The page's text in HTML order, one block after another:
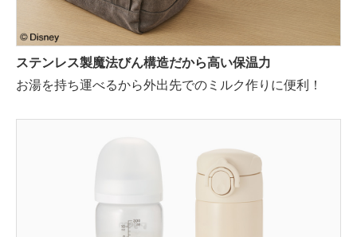
ステンレス製魔法びん構造だから高い保温力
お湯を持ち運べるから外出先でのミルク作りに便利！